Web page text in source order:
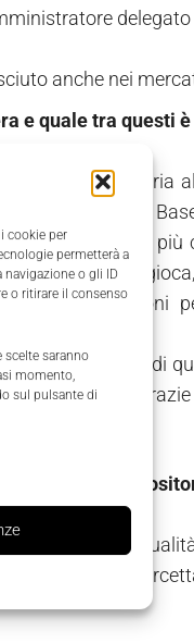
cookie per
permetterà a
o gli ID
o ritirare il consenso
scelte saranno
momento,
sul pulsante di
anche nei
e quale tra questi
dell'industria
del Grain
delle soluzioni
non alimentare
e soluzioni
tutte le novità di
delle merci,
offre agli
vista la
e